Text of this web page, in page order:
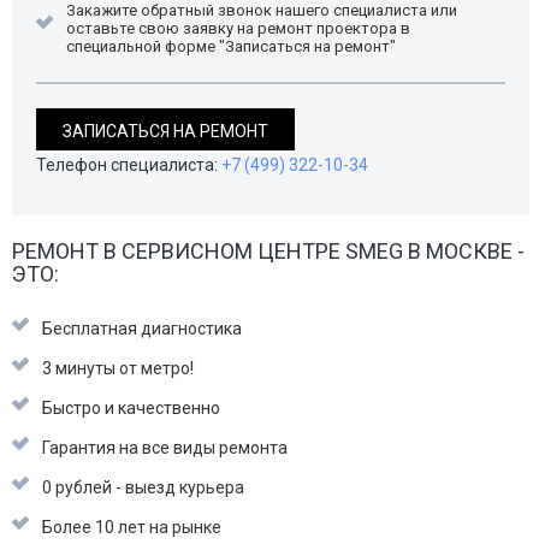
Закажите обратный звонок нашего специалиста или
оставьте свою заявку на ремонт проектора в
специальной форме "Записаться на ремонт"
ЗАПИСАТЬСЯ НА РЕМОНТ
Телефон специалиста: +7 (499) 322-10-34
РЕМОНТ В СЕРВИСНОМ ЦЕНТРЕ SMEG В МОСКВЕ -
ЭТО:
Бесплатная диагностика
3 минуты от метро!
Быстро и качественно
Гарантия на все виды ремонта
0 рублей - выезд курьера
Более 10 лет на рынке